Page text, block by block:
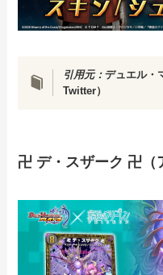
引用元： デュエル・
Twitter）
卍 デ・スザーク 卍（